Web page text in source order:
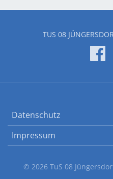
TUS 08
Datenschutz
Impressum
© 2026 TuS 08